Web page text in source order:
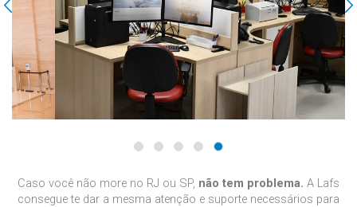
Caso você não more no RJ ou SP, não tem problema. A Lafs
consegue te dar a mesma atenção e suporte necessários para